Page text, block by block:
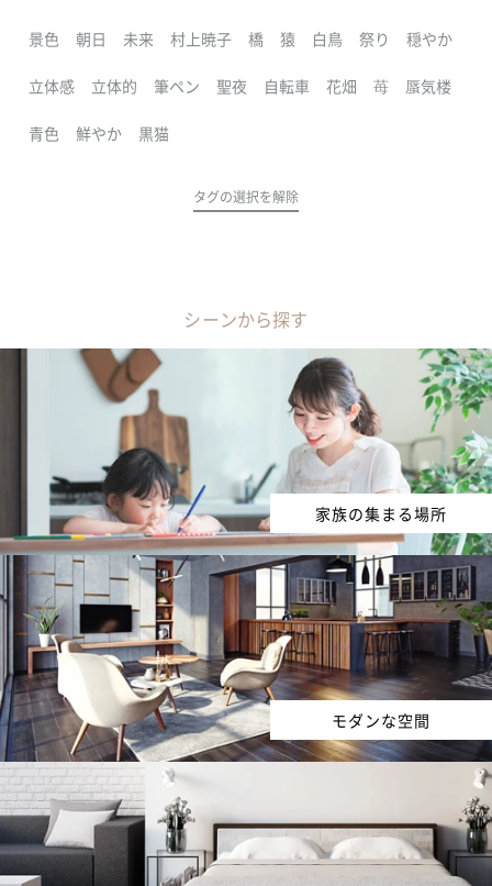
景色 朝日 未来 村上暁子 橋 猿 白鳥 祭り 穏やか
立体感 立体的 筆ペン 聖夜 自転車 花畑 苺 蜃気楼
青色 鮮やか 黒猫
タグの選択を解除
シーンから探す
家族の集まる場所
モダンな空間